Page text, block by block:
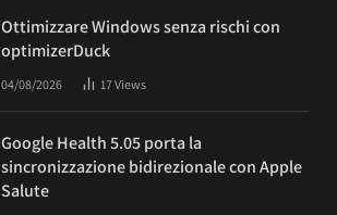
Ottimizzare Windows senza rischi con
optimizerDuck
04/08/2026 17Views
Google Health 5.05 porta la
sincronizzazione bidirezionale con Apple
Salute